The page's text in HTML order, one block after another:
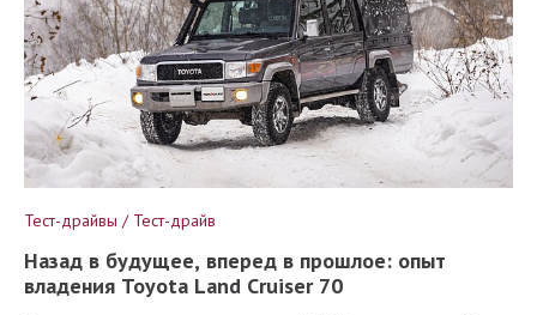
Тест-драйвы / Тест-драйв
Назад в будущее, вперед в прошлое: опыт
владения Toyota Land Cruiser 70